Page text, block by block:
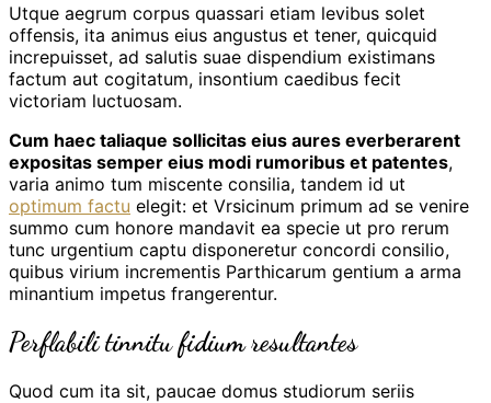
Utque aegrum corpus quassari etiam levibus solet
offensis, ita animus eius angustus et tener, quicquid
increpuisset, ad salutis suae dispendium existimans
factum aut cogitatum, insontium caedibus fecit
victoriam luctuosam.
Cum haec taliaque sollicitas eius aures everberarent
expositas semper eius modi rumoribus et patentes,
varia animo tum miscente consilia, tandem id ut
optimum factu elegit: et Vrsicinum primum ad se venire
summo cum honore mandavit ea specie ut pro rerum
tunc urgentium captu disponeretur concordi consilio,
quibus virium incrementis Parthicarum gentium a arma
minantium impetus frangerentur.
Perflabili tinnitu fidium resultantes
Quod cum ita sit, paucae domus studiorum seriis